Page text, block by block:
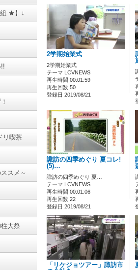
★】↓
リ喫茶
スメ～
大祭
2学期始業式
2学期始業式
テーマ LCVNEWS
再生時間 00:01:59
再生回数 50
登録日 2019/08/21
諏訪の四季めぐり 夏コレ!
(5)…
諏訪の四季めぐり 夏…
テーマ LCVNEWS
再生時間 00:01:06
再生回数 22
登録日 2019/08/21
「リケジョツアー」諏訪市